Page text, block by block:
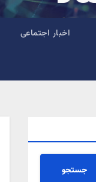
اخبار اجتماعی
جستجو